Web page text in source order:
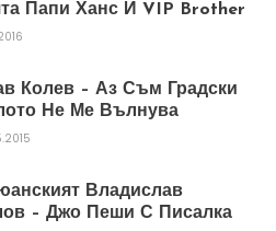
Папи Ханс И VIP Brother
Колев – Аз Съм Градски
Не Ме Вълнува
Владислав
– Джо Пеши С Писалка